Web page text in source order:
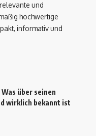
und
hochwertige
informativ und
über seinen
wirklich bekannt ist